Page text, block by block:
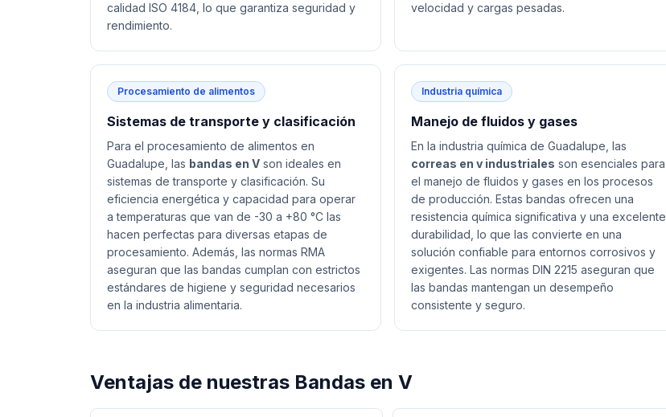
calidad ISO 4184, lo que garantiza seguridad y
rendimiento.
velocidad y cargas pesadas.
Procesamiento de alimentos
Sistemas de transporte y clasificación
Para el procesamiento de alimentos en
Guadalupe, las bandas en V son ideales en
sistemas de transporte y clasificación. Su
eficiencia energética y capacidad para operar
a temperaturas que van de -30 a +80 °C las
hacen perfectas para diversas etapas de
procesamiento. Además, las normas RMA
aseguran que las bandas cumplan con estrictos
estándares de higiene y seguridad necesarios
en la industria alimentaria.
Industria química
Manejo de fluidos y gases
En la industria química de Guadalupe, las
correas en v industriales son esenciales para
el manejo de fluidos y gases en los procesos
de producción. Estas bandas ofrecen una
resistencia química significativa y una excelente
durabilidad, lo que las convierte en una
solución confiable para entornos corrosivos y
exigentes. Las normas DIN 2215 aseguran que
las bandas mantengan un desempeño
consistente y seguro.
Ventajas de nuestras Bandas en V